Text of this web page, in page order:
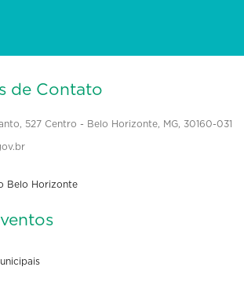
de Contato
527 Centro - Belo Horizonte, MG, 30160-031
Belo Horizonte